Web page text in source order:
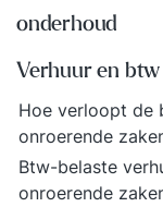
onderhoud
Verhuur en btw
Hoe verloopt de
onroerende
Btw-belaste
onroerende